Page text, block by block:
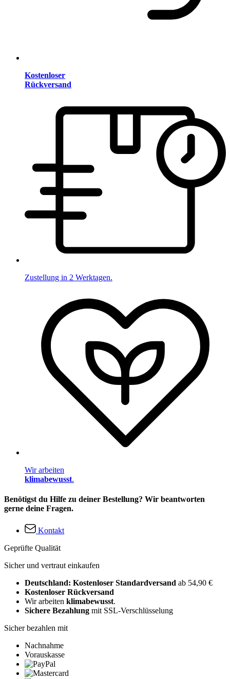
Kostenloser
Rückversand
Zustellung in 2 Werktagen.
Wir arbeiten
klimabewusst.
Benötigst du Hilfe zu deiner Bestellung? Wir beantworten
gerne deine Fragen.
Kontakt
Geprüfte Qualität
Sicher und vertraut einkaufen
Deutschland: Kostenloser Standardversand ab 54,90 €
Kostenloser Rückversand
Wir arbeiten klimabewusst.
Sichere Bezahlung mit SSL-Verschlüsselung
Sicher bezahlen mit
Nachnahme
Vorauskasse